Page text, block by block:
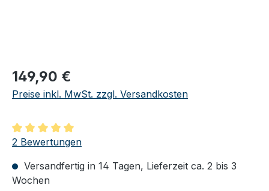
Regulärer Preis:
149,90 €
Preise inkl. MwSt. zzgl. Versandkosten
Durchschnittliche Bewertung von 5 von 5 Sternen
2 Bewertungen
Versandfertig in 14 Tagen, Lieferzeit ca. 2 bis 3
Wochen